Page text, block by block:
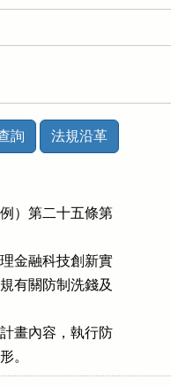
詢 法規沿革
）第二十五條第
金融科技創新實
有關防制洗錢及
畫內容，執行防
。